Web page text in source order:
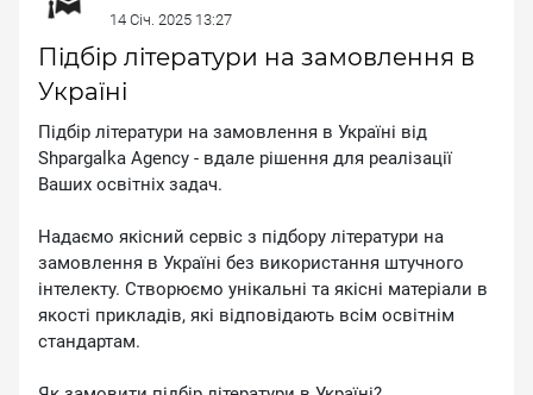
14 Січ. 2025 13:27
Підбір літератури на замовлення в
Україні
Підбір літератури на замовлення в Україні від
Shpargalka Agency - вдале рішення для реалізації
Ваших освітніх задач.
Надаємо якісний сервіс з підбору літератури на
замовлення в Україні без використання штучного
інтелекту. Створюємо унікальні та якісні матеріали в
якості прикладів, які відповідають всім освітнім
стандартам.